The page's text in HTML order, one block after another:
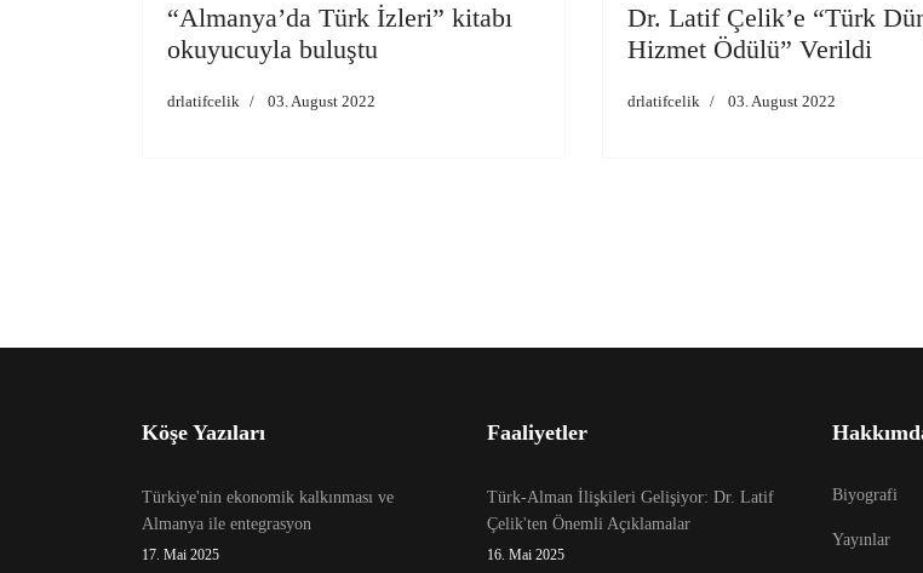
“Almanya’da Türk İzleri” kitabı
okuyucuyla buluştu
drlatifcelik 03. August 2022
Dr. Latif Çelik’e “Türk
Hizmet Ödülü” Verildi
drlatifcelik 03. August 2022
Köşe Yazıları
Türkiye'nin ekonomik kalkınması ve
Almanya ile entegrasyon
17. Mai 2025
Faaliyetler
Türk-Alman İlişkileri Gelişiyor: Dr. Latif
Çelik'ten Önemli Açıklamalar
16. Mai 2025
Biyografi
Yayınlar